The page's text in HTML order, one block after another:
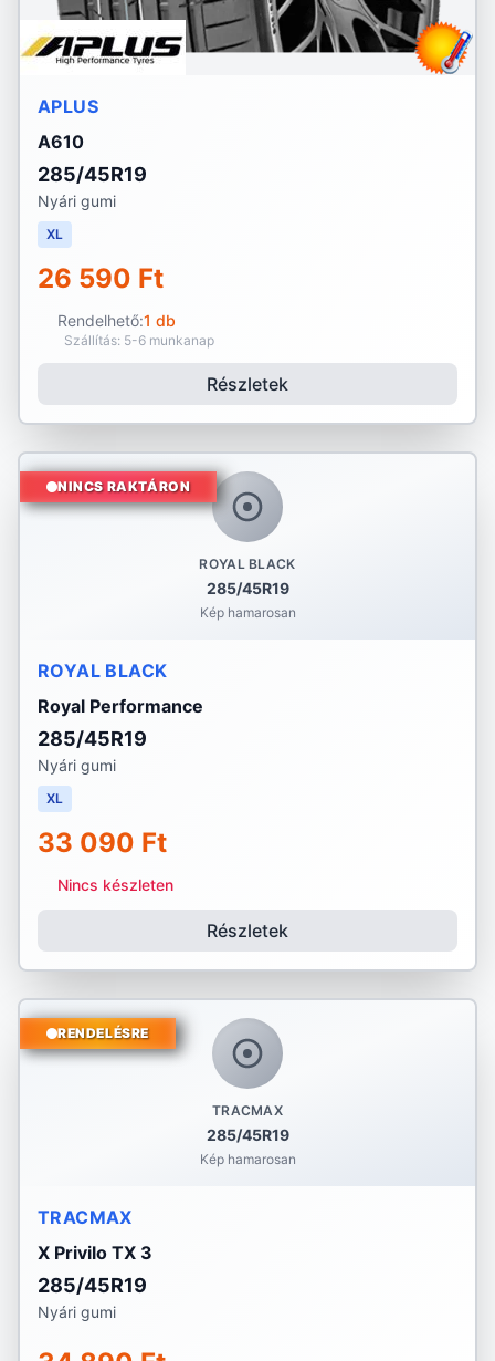
APLUS
A610
285/45R19
Nyári gumi
XL
26 590 Ft
Rendelhető:1 db
Szállítás: 5-6 munkanap
Részletek
ROYAL BLACK
285/45R19
Kép hamarosan
NINCS RAKTÁRON
ROYAL BLACK
Royal Performance
285/45R19
Nyári gumi
XL
33 090 Ft
Nincs készleten
Részletek
TRACMAX
285/45R19
Kép hamarosan
RENDELÉSRE
TRACMAX
X Privilo TX 3
285/45R19
Nyári gumi